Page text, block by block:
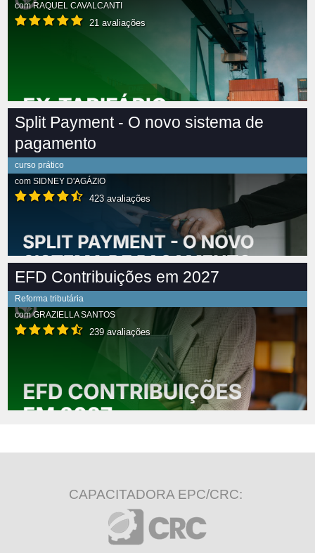
comRAQUEL CAVALCANTI
21 avaliações
Split Payment - O novo sistema de
pagamento
curso prático
com SIDNEY D'AGÁZIO
423 avaliações
EFD Contribuições em 2027
Reforma tributária
comGRAZIELLA SANTOS
239 avaliações
CAPACITADORA EPC/CRC: